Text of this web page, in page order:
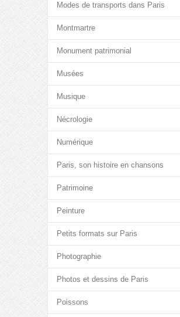
Modes de transports dans Paris
Montmartre
Monument patrimonial
Musées
Musique
Nécrologie
Numérique
Paris, son histoire en chansons
Patrimoine
Peinture
Petits formats sur Paris
Photographie
Photos et dessins de Paris
Poissons